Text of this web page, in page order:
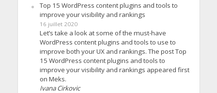
Top 15 WordPress content plugins and tools to
improve your visibility and rankings
16 juillet 2020
Let’s take a look at some of the must-have
WordPress content plugins and tools to use to
improve both your UX and rankings. The post Top
15 WordPress content plugins and tools to
improve your visibility and rankings appeared first
on Meks.
Ivana Cirkovic